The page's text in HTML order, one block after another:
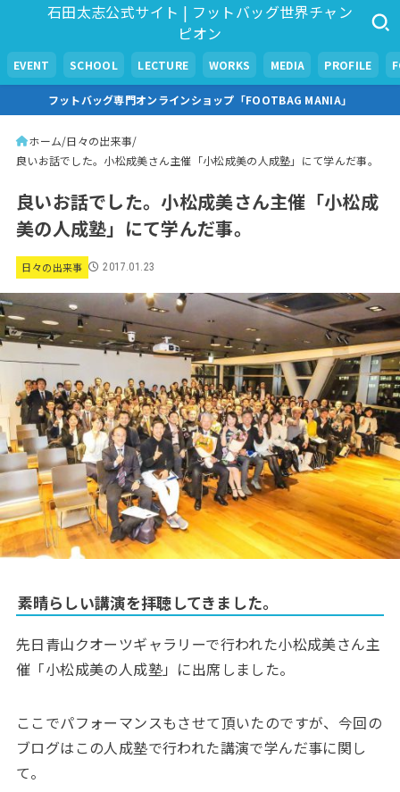
石田太志公式サイト | フットバッグ世界チャン
ピオン
EVENT SCHOOL LECTURE WORKS MEDIA PROFILE
フットバッグ専門オンラインショップ「FOOTBAG MANIA」
ホーム 日々の出来事
良いお話でした。小松成美さん主催「小松成美の人成塾」にて学んだ事。
良いお話でした。小松成美さん主催「小松成
美の人成塾」にて学んだ事。
日々の出来事 2017.01.23
素晴らしい講演を拝聴してきました。
先日青山クオーツギャラリーで行われた小松成美さん主
催「小松成美の人成塾」に出席しました。
ここでパフォーマンスもさせて頂いたのですが、今回の
ブログはこの人成塾で行われた講演で学んだ事に関し
て。